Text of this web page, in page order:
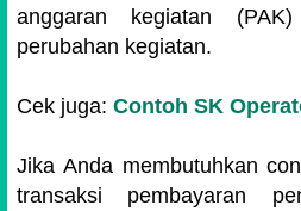
anggaran kegiatan
perubahan kegiatan.
Cek juga: Contoh SK
Jika Anda membutuhkan
transaksi pembayaran